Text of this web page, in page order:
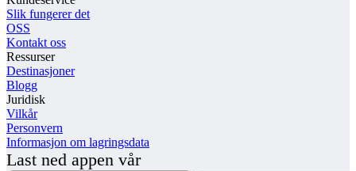
Slik fungerer det
OSS
Kontakt oss
Ressurser
Destinasjoner
Blogg
Juridisk
Vilkår
Personvern
Informasjon om lagringsdata
Last ned appen vår